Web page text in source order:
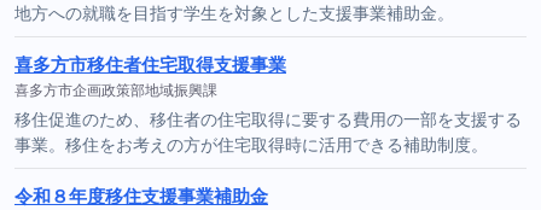
地方への就職を目指す学生を対象とした支援事業補助金。
喜多方市移住者住宅取得支援事業
喜多方市企画政策部地域振興課
移住促進のため、移住者の住宅取得に要する費用の一部を支援する
事業。移住をお考えの方が住宅取得時に活用できる補助制度。
令和８年度移住支援事業補助金